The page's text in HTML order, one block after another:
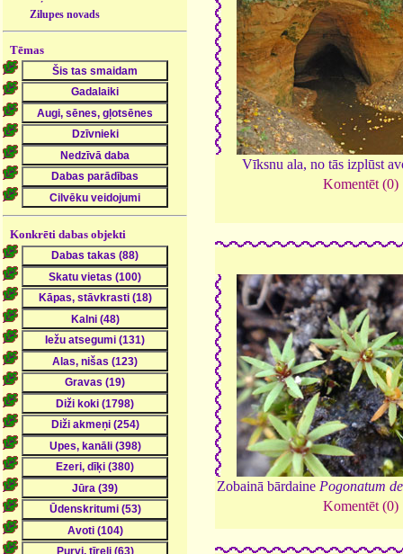
Zilupes novads
Tēmas
Konkrēti dabas objekti
Vīksnu ala, no tās izplūst
Komentēt (0)
Zobainā bārdaine Pogonatum
Komentēt (0)